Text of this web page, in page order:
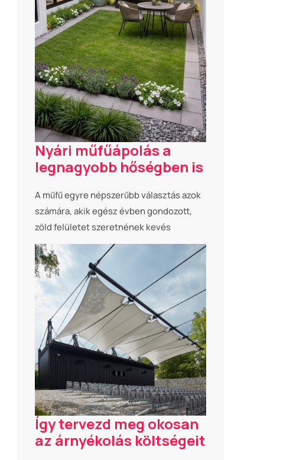
Nyári műfűápolás a
legnagyobb hőségben is
A műfű egyre népszerűbb választás azok
számára, akik egész évben gondozott,
zöld felületet szeretnének kevés
Így tervezd meg okosan
az árnyékolás költségeit